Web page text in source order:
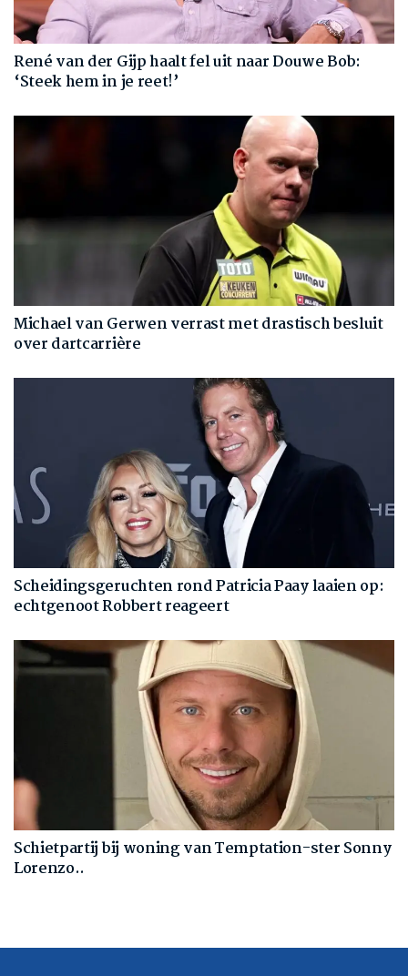
René van der Gijp haalt fel uit naar Douwe Bob:
‘Steek hem in je reet!’
Michael van Gerwen verrast met drastisch besluit
over dartcarrière
Scheidingsgeruchten rond Patricia Paay laaien op:
echtgenoot Robbert reageert
Schietpartij bij woning van Temptation-ster Sonny
Lorenzo..